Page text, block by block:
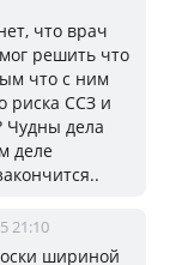
что врач
решить что
что с ним
риска ССЗ и
Чудны дела
деле
21:10
шириной